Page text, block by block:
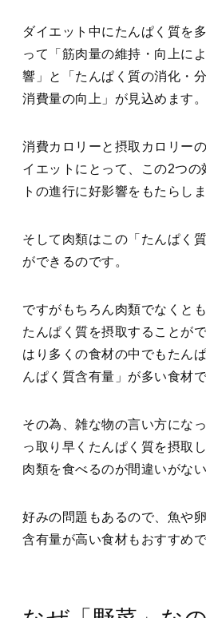
ダイエット中にたんぱく質を
って「筋肉量の維持・向上に
響」と「たんぱく質の消化・
消費量の向上」が見込めます。
消費カロリーと摂取カロリー
イエットにとって、この2つの
トの進行に好影響をもたらしま
そして肉類はこの「たんぱく
ができるのです。
ですがもちろん肉類でなくと
たんぱく質を摂取することが
はり多くの食材の中でもたん
んぱく質含有量」が多い食材で
その為、雑な物の言い方にな
っ取り早くたんぱく質を摂取
肉類を食べるのが間違いがない
好みの問題もあるので、魚や
含有量が高い食材もおすすめで